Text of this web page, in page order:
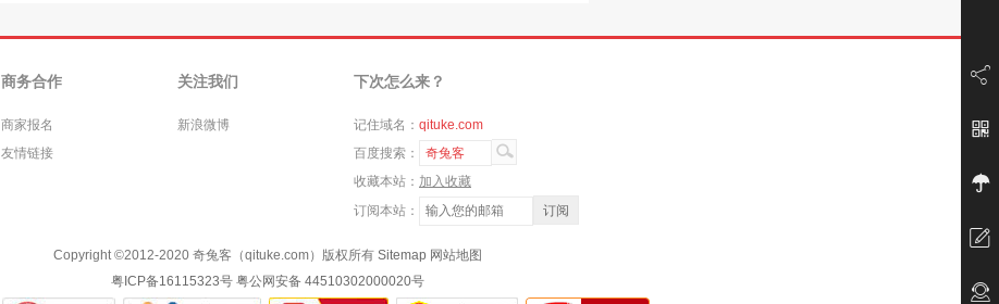
商务合作
商家报名
友情链接
关注我们
新浪微博
下次怎么来？
记住域名： qituke.com
百度搜索：
奇兔客
收藏本站： 加入收藏
订阅本站：
Copyright ©2012-2020 奇兔客（qituke.com）版权所有 Sitemap 网站地图
粤ICP备16115323号 粤公网安备 44510302000020号